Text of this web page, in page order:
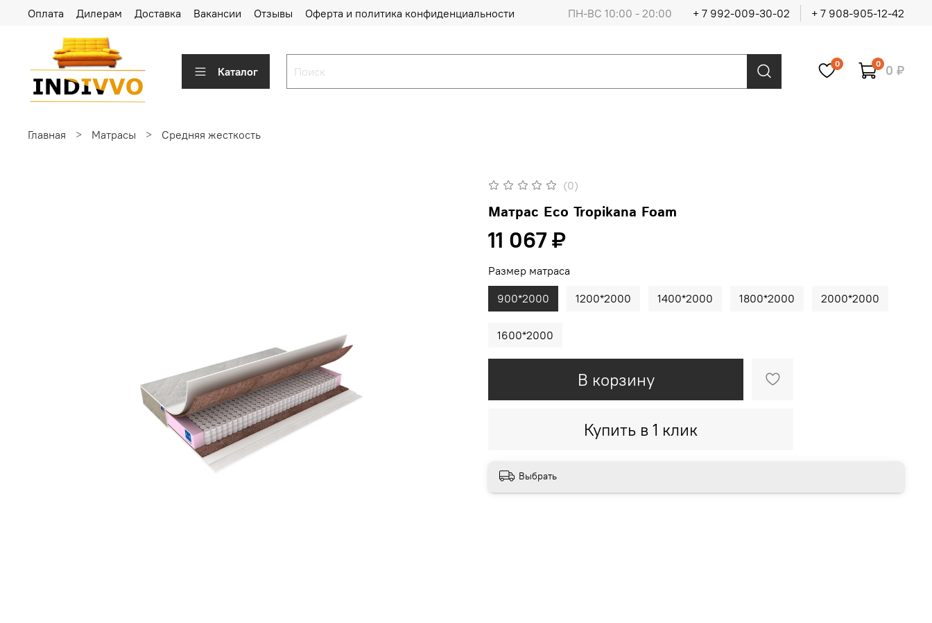
Оплата Дилерам Доставка Вакансии Отзывы Оферта и политика конфиденциальности ПН-ВС 10:00 - 20:00 + 7 992-009-30-02 + 7 908-905-12-42
Каталог
0 0 0 ₽
Главная Матрасы Средняя жесткость
(0)
Матрас Eco Tropikana Foam
11 067 ₽
В корзину
Купить в 1 клик
Размер матраса
900*2000 1200*2000 1400*2000 1800*2000 2000*2000
1600*2000
Выбрать